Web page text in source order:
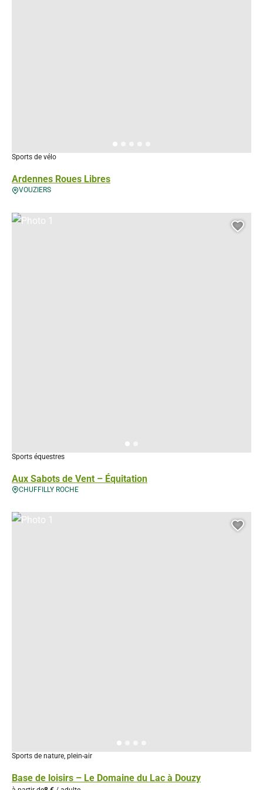
Ardennes Roues Libres
Sports de vélo
VOUZIERS
Aux Sabots de Vent – Équitation
Sports équestres
CHUFFILLY ROCHE
Photo 1, © Droits gérés
Base de loisirs – Le Domaine du Lac à Douzy
Sports de nature, plein-air
Photo 1, © Droits gérés